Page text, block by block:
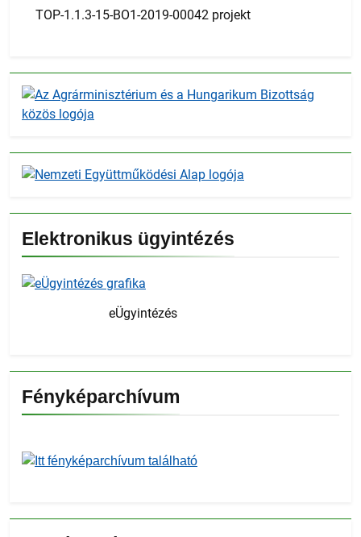
TOP-1.1.3-15-BO1-2019-00042 projekt
Elektronikus ügyintézés
eÜgyintézés
Fényképarchívum